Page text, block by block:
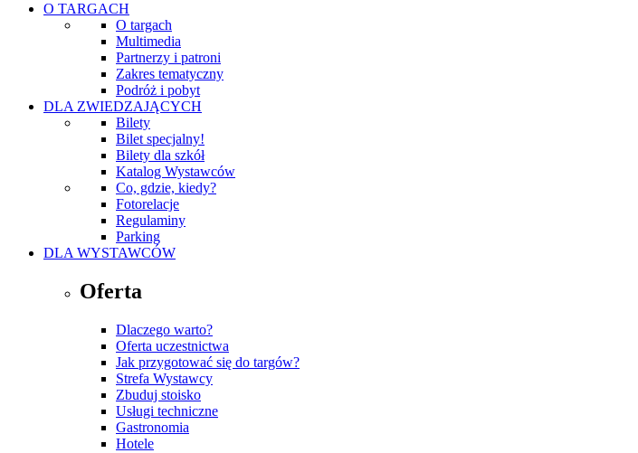
O TARGACH
O targach
Multimedia
Partnerzy i patroni
Zakres tematyczny
Podróż i pobyt
DLA ZWIEDZAJĄCYCH
Bilety
Bilet specjalny!
Bilety dla szkół
Katalog Wystawców
Co, gdzie, kiedy?
Fotorelacje
Regulaminy
Parking
DLA WYSTAWCÓW
Oferta
Dlaczego warto?
Oferta uczestnictwa
Jak przygotować się do targów?
Strefa Wystawcy
Zbuduj stoisko
Usługi techniczne
Gastronomia
Hotele